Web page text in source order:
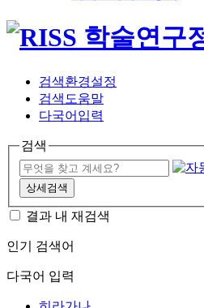
검색환경설정
검색도움말
다국어입력
검색
상세검색
결과 내 재검색
인기 검색어
다국어 입력